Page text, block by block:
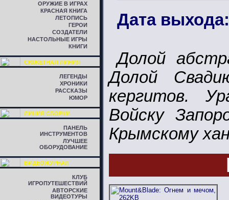
ОРУЖИЕ В ИГРАХ
КРАСНАЯ КНИГА
ЛЕТОПИСЬ
ГЕРОИ
СОЗДАТЕЛИ
НАСТОЛЬНЫЕ ИГРЫ
КНИГИ
СЮЖЕТНАЯ ЛИНИЯ
ЛЕГЕНДЫ
ХРОНИКИ
РАССКАЗЫ
ЮМОР
ЛИНИЯ СБОРКИ
ПАНЕЛЬ
ИНСТРУМЕНТОВ
ЛУЧШЕЕ
ОБОРУДОВАНИЕ
ВИДЕОЖУРНАЛ
КЛУБ
ИГРОПУТЕШЕСТВИЙ
АВТОРСКИЕ
ВИДЕОТУРЫ
Дата
Долой
Долой
кергитов.
Войску
Крымскому